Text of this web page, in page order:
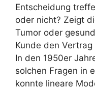
Entscheidung
oder nicht? Zeigt
Tumor oder
Kunde den
In den 1950er
solchen Fragen in
konnte lineare